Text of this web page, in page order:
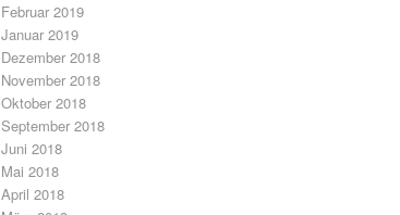
Februar 2019
Januar 2019
Dezember 2018
November 2018
Oktober 2018
September 2018
Juni 2018
Mai 2018
April 2018